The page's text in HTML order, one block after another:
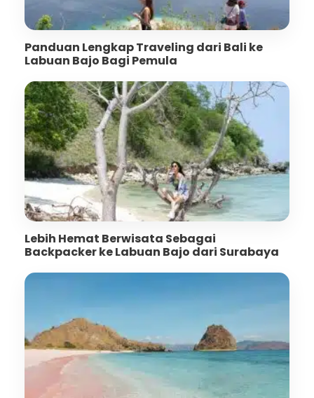
Panduan Lengkap Traveling dari Bali ke
Labuan Bajo Bagi Pemula
Lebih Hemat Berwisata Sebagai
Backpacker ke Labuan Bajo dari Surabaya